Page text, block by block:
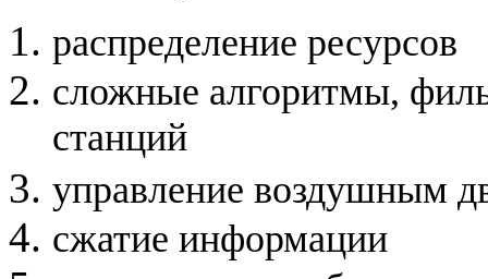
распределение ресурсов
сложные алгоритмы,
станций
управление воздушным
сжатие информации